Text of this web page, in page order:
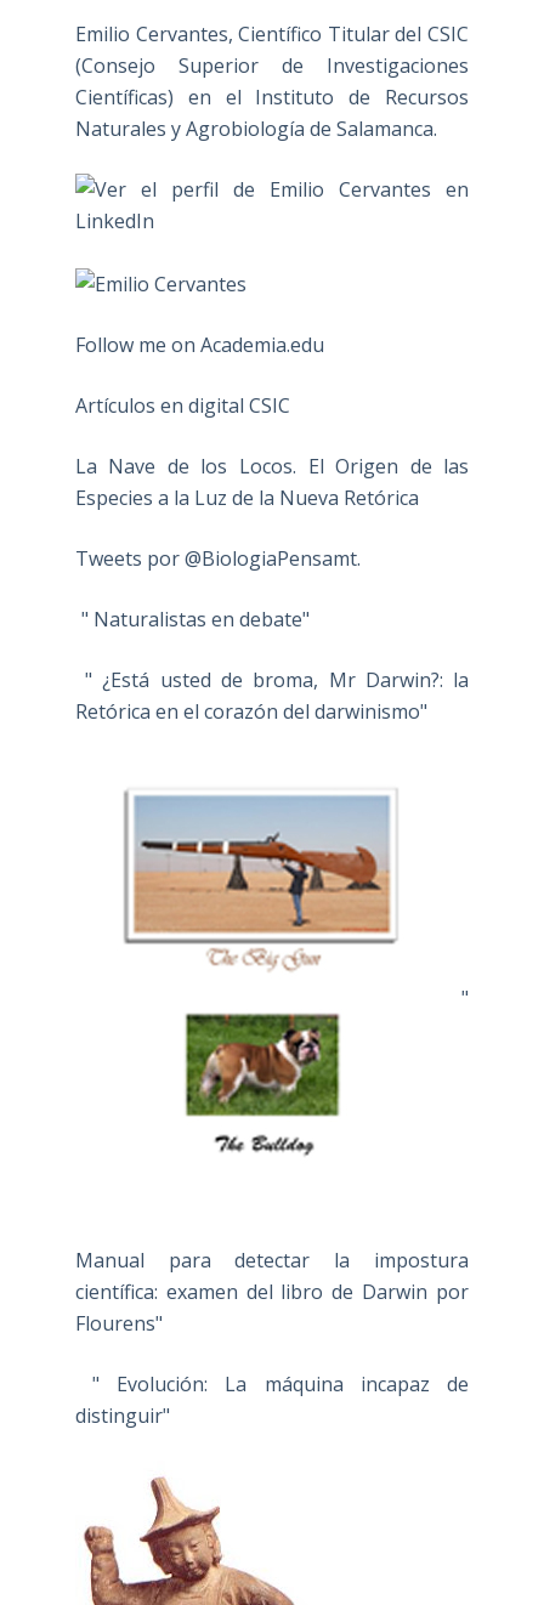
Emilio Cervantes, Científico Titular del CSIC
(Consejo Superior de Investigaciones
Científicas) en el Instituto de Recursos
Naturales y Agrobiología de Salamanca.
Follow me on Academia.edu
Artículos en digital CSIC
La Nave de los Locos. El Origen de las
Especies a la Luz de la Nueva Retórica
Tweets por @BiologiaPensamt.
" Naturalistas en debate"
" ¿Está usted de broma, Mr Darwin?: la
Retórica en el corazón del darwinismo"
"
Manual para detectar la impostura
científica: examen del libro de Darwin por
Flourens"
" Evolución: La máquina incapaz de
distinguir"